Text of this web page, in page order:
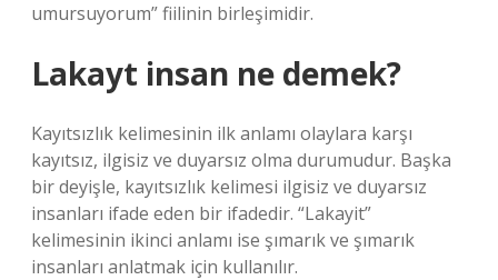
umursuyorum” fiilinin birleşimidir.
Lakayt insan ne demek?
Kayıtsızlık kelimesinin ilk anlamı olaylara karşı
kayıtsız, ilgisiz ve duyarsız olma durumudur. Başka
bir deyişle, kayıtsızlık kelimesi ilgisiz ve duyarsız
insanları ifade eden bir ifadedir. “Lakayit”
kelimesinin ikinci anlamı ise şımarık ve şımarık
insanları anlatmak için kullanılır.